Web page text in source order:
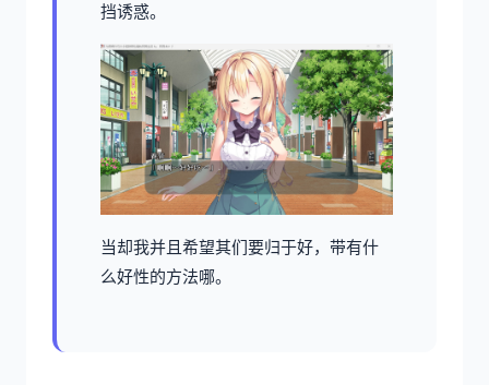
挡诱惑。
当却我并且希望其们要归于好，带有什
么好性的方法哪。